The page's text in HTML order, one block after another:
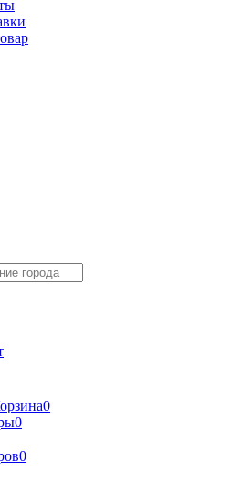
0
0
0